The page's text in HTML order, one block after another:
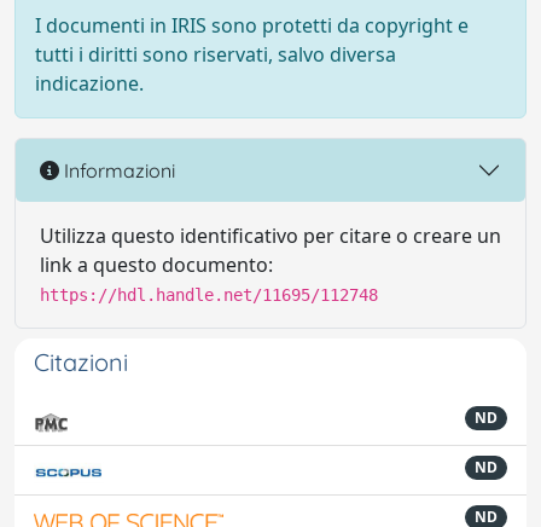
I documenti in IRIS sono protetti da copyright e
tutti i diritti sono riservati, salvo diversa
indicazione.
Informazioni
Utilizza questo identificativo per citare o creare un
link a questo documento:
https://hdl.handle.net/11695/112748
Citazioni
ND
ND
ND